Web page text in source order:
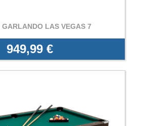
LAS VEGAS 7
949,99 €